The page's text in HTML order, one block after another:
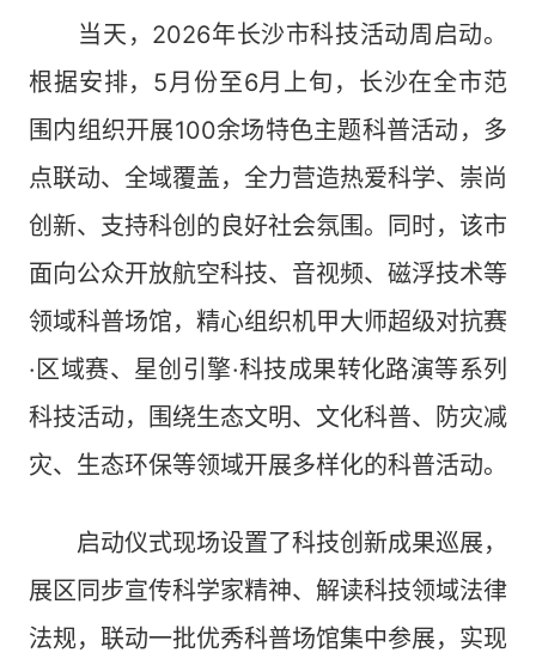
当天，2026年长沙市科技活动周启动。
根据安排，5月份至6月上旬，长沙在全市范
围内组织开展100余场特色主题科普活动，多
点联动、全域覆盖，全力营造热爱科学、崇尚
创新、支持科创的良好社会氛围。同时，该市
面向公众开放航空科技、音视频、磁浮技术等
领域科普场馆，精心组织机甲大师超级对抗赛
·区域赛、星创引擎·科技成果转化路演等系列
科技活动，围绕生态文明、文化科普、防灾减
灾、生态环保等领域开展多样化的科普活动。
启动仪式现场设置了科技创新成果巡展，
展区同步宣传科学家精神、解读科技领域法律
法规，联动一批优秀科普场馆集中参展，实现